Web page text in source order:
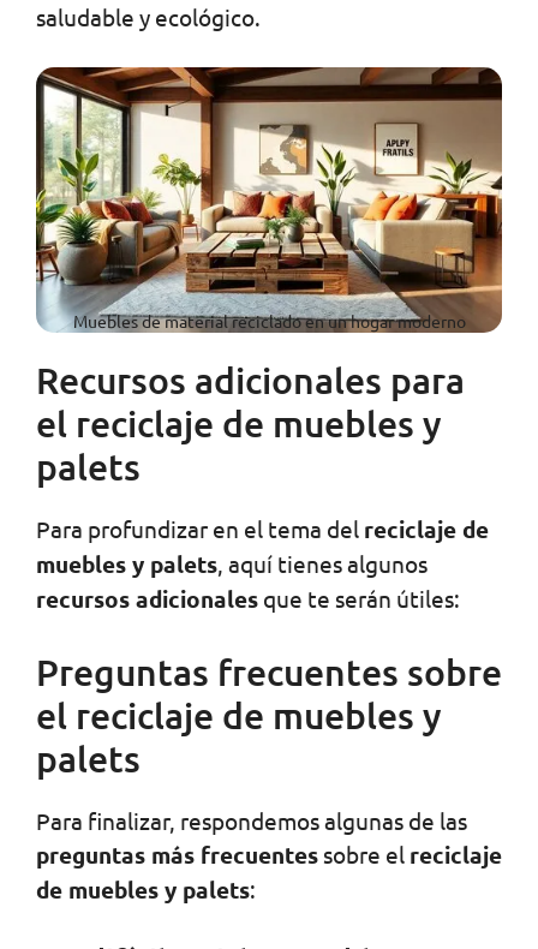
saludable y ecológico.
Muebles de material reciclado en un hogar moderno
Recursos adicionales para
el reciclaje de muebles y
palets
Para profundizar en el tema del reciclaje de
muebles y palets, aquí tienes algunos
recursos adicionales que te serán útiles:
Preguntas frecuentes sobre
el reciclaje de muebles y
palets
Para finalizar, respondemos algunas de las
preguntas más frecuentes sobre el reciclaje
de muebles y palets: